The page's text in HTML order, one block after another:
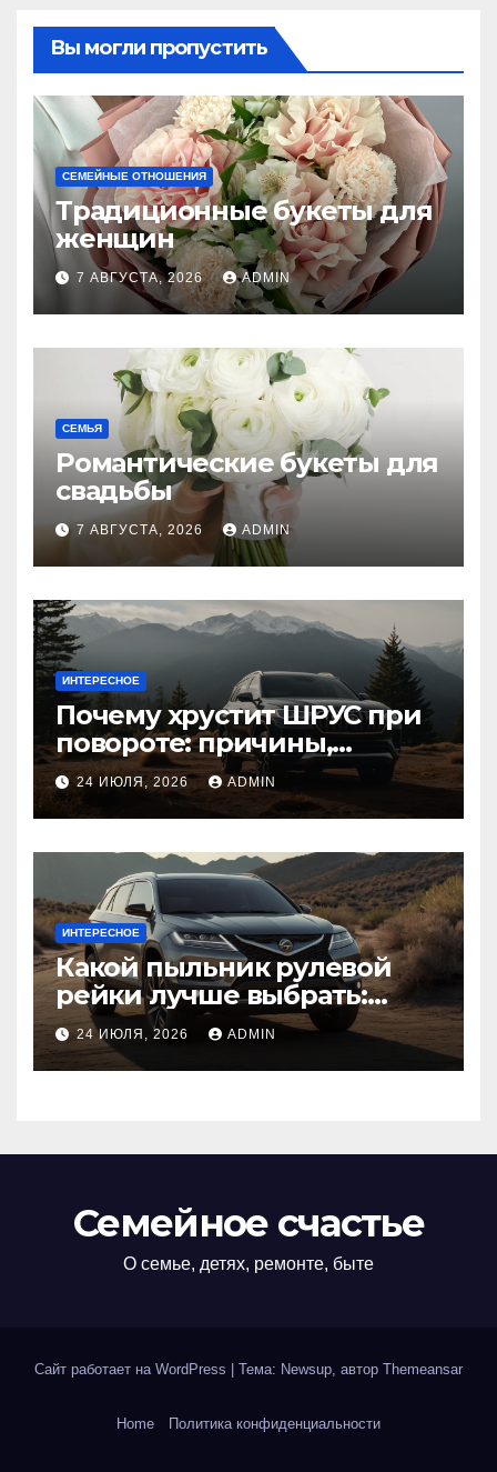
Вы могли пропустить
СЕМЕЙНЫЕ ОТНОШЕНИЯ
Традиционные букеты для
женщин
7 АВГУСТА, 2026 ADMIN
СЕМЬЯ
Романтические букеты для
свадьбы
7 АВГУСТА, 2026 ADMIN
ИНТЕРЕСНОЕ
Почему хрустит ШРУС при
повороте: причины,
диагностика
24 ИЮЛЯ, 2026 ADMIN
ИНТЕРЕСНОЕ
Какой пыльник рулевой
рейки лучше выбрать:
оригинальный или аналог,
резина или полиуретан
24 ИЮЛЯ, 2026 ADMIN
Семейное счастье
О семье, детях, ремонте, быте
Сайт работает на WordPress Тема: Newsup, автор Themeansar
Home Политика конфиденциальности